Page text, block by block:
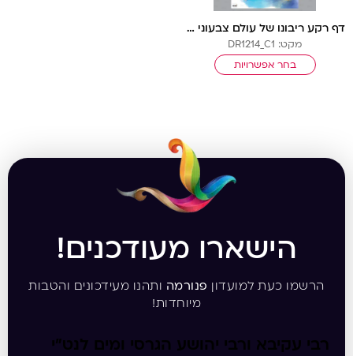
דף רקע ריבונו של עולם צבעוני בלי שורות
מקט: DR1214_C1
בחר אפשרויות
הישארו מעודכנים!
הרשמו כעת למועדון פנורמה ותהנו מעידכונים והטבות
מיוחדות!
רבי עקיבא ורבי יהושע הגרסי ומים לנט”י